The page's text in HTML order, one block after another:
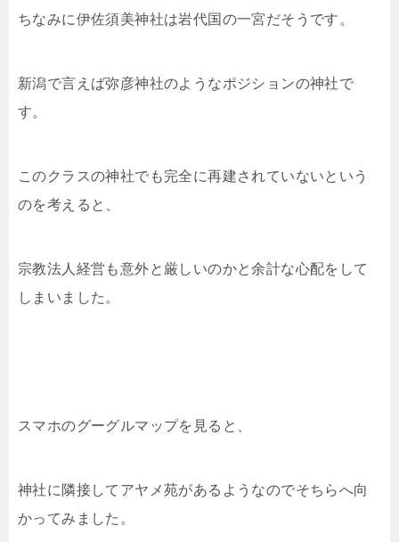
ちなみに伊佐須美神社は岩代国の一宮だそうです。
新潟で言えば弥彦神社のようなポジションの神社で
す。
このクラスの神社でも完全に再建されていないという
のを考えると、
宗教法人経営も意外と厳しいのかと余計な心配をして
しまいました。
スマホのグーグルマップを見ると、
神社に隣接してアヤメ苑があるようなのでそちらへ向
かってみました。